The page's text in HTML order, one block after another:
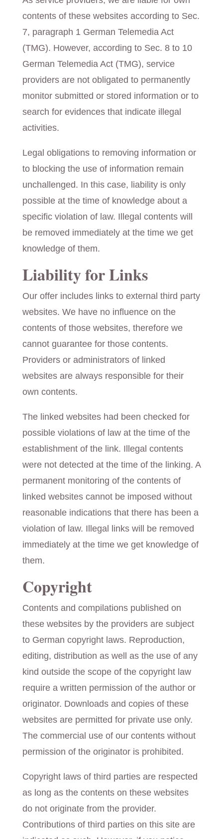
contents of these websites according to Sec.
7, paragraph 1 German Telemedia Act
(TMG). However, according to Sec. 8 to 10
German Telemedia Act (TMG), service
providers are not obligated to permanently
monitor submitted or stored information or to
search for evidences that indicate illegal
activities.
Legal obligations to removing information or
to blocking the use of information remain
unchallenged. In this case, liability is only
possible at the time of knowledge about a
specific violation of law. Illegal contents will
be removed immediately at the time we get
knowledge of them.
Liability for Links
Our offer includes links to external third party
websites. We have no influence on the
contents of those websites, therefore we
cannot guarantee for those contents.
Providers or administrators of linked
websites are always responsible for their
own contents.
The linked websites had been checked for
possible violations of law at the time of the
establishment of the link. Illegal contents
were not detected at the time of the linking. A
permanent monitoring of the contents of
linked websites cannot be imposed without
reasonable indications that there has been a
violation of law. Illegal links will be removed
immediately at the time we get knowledge of
them.
Copyright
Contents and compilations published on
these websites by the providers are subject
to German copyright laws. Reproduction,
editing, distribution as well as the use of any
kind outside the scope of the copyright law
require a written permission of the author or
originator. Downloads and copies of these
websites are permitted for private use only.
The commercial use of our contents without
permission of the originator is prohibited.
Copyright laws of third parties are respected
as long as the contents on these websites
do not originate from the provider.
Contributions of third parties on this site are